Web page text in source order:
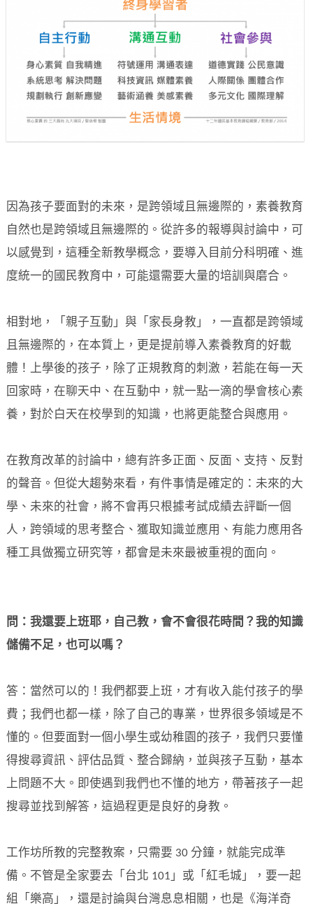
因為孩子要面對的未來，是跨領域且無邊際的，素養教育
自然也是跨領域且無邊際的。從許多的報導與討論中，可
以感覺到，這種全新教學概念，要導入目前分科明確、進
度統一的國民教育中，可能還需要大量的培訓與磨合。
相對地，「親子互動」與「家長身教」，一直都是跨領域
且無邊際的，在本質上，更是提前導入素養教育的好載
體！上學後的孩子，除了正規教育的刺激，若能在每一天
回家時，在聊天中、在互動中，就一點一滴的學會核心素
養，對於白天在校學到的知識，也將更能整合與應用。
在教育改革的討論中，總有許多正面、反面、支持、反對
的聲音。但從大趨勢來看，有件事情是確定的：未來的大
學、未來的社會，將不會再只根據考試成績去評斷一個
人，跨領域的思考整合、獲取知識並應用、有能力應用各
種工具做獨立研究等，都會是未來最被重視的面向。
問：我還要上班耶，自己教，會不會很花時間？我的知識
儲備不足，也可以嗎？
答：當然可以的！我們都要上班，才有收入能付孩子的學
費；我們也都一樣，除了自己的專業，世界很多領域是不
懂的。但要面對一個小學生或幼稚園的孩子，我們只要懂
得搜尋資訊、評估品質、整合歸納，並與孩子互動，基本
上問題不大。即使遇到我們也不懂的地方，帶著孩子一起
搜尋並找到解答，這過程更是良好的身教。
工作坊所教的完整教案，只需要 30 分鐘，就能完成準
備。不管是全家要去「台北 101」或「紅毛城」，要一起
組「樂高」，還是討論與台灣息息相關，也是《海洋奇